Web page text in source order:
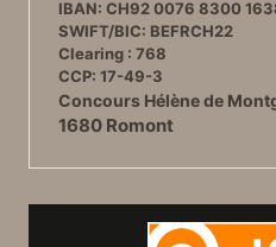
IBAN: CH92 0076 8300
SWIFT/BIC: BEFRCH22
Clearing : 768
CCP: 17-49-3
Concours Hélène de
1680 Romont